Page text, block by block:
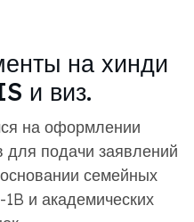
на хинди
и виз.
на оформлении
для подачи заявлений
семейных
и академических